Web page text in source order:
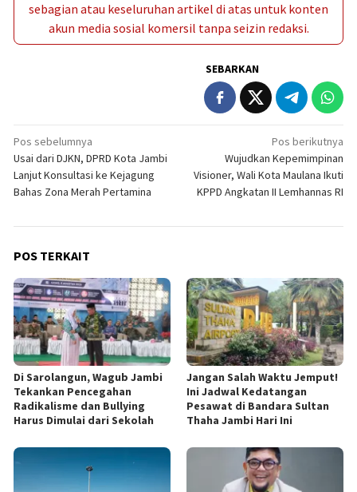
sebagian atau keseluruhan artikel di atas untuk konten
akun media sosial komersil tanpa seizin redaksi.
SEBARKAN
Navigasi
pos
Pos sebelumnya
Usai dari DJKN, DPRD Kota Jambi
Lanjut Konsultasi ke Kejagung
Bahas Zona Merah Pertamina
Pos berikutnya
Wujudkan Kepemimpinan
Visioner, Wali Kota Maulana Ikuti
KPPD Angkatan II Lemhannas RI
POS TERKAIT
Di Sarolangun, Wagub Jambi
Tekankan Pencegahan
Radikalisme dan Bullying
Harus Dimulai dari Sekolah
Jangan Salah Waktu Jemput!
Ini Jadwal Kedatangan
Pesawat di Bandara Sultan
Thaha Jambi Hari Ini